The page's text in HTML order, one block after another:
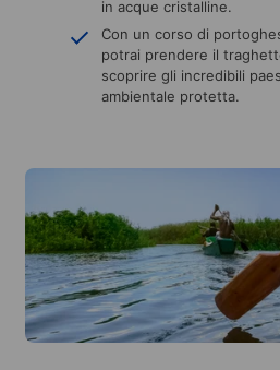
in acque cristalline.
Con un corso di
potrai prendere il
scoprire gli incredibili
ambientale protetta.